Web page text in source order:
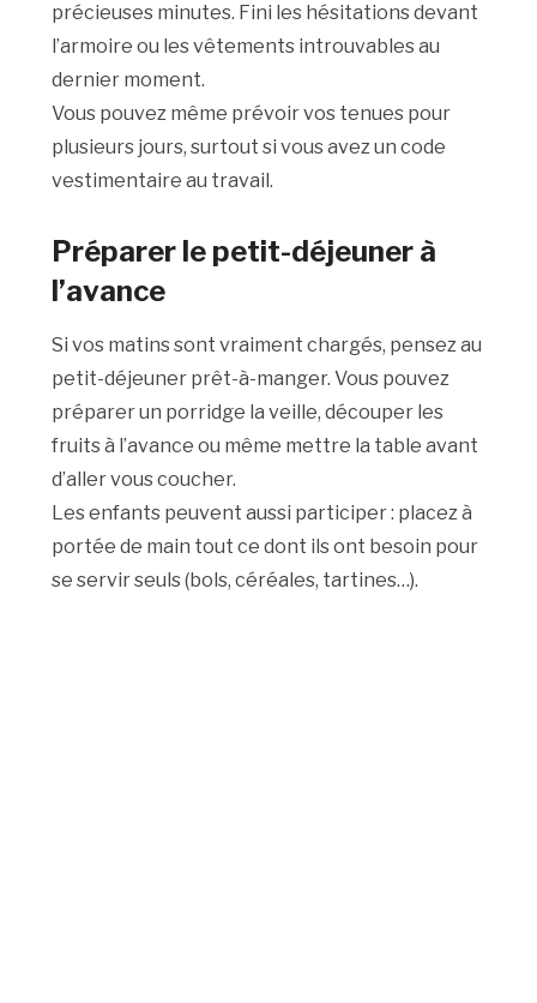
précieuses minutes. Fini les hésitations devant
l’armoire ou les vêtements introuvables au
dernier moment.
Vous pouvez même prévoir vos tenues pour
plusieurs jours, surtout si vous avez un code
vestimentaire au travail.
Préparer le petit-déjeuner à
l’avance
Si vos matins sont vraiment chargés, pensez au
petit-déjeuner prêt-à-manger. Vous pouvez
préparer un porridge la veille, découper les
fruits à l’avance ou même mettre la table avant
d’aller vous coucher.
Les enfants peuvent aussi participer : placez à
portée de main tout ce dont ils ont besoin pour
se servir seuls (bols, céréales, tartines…).